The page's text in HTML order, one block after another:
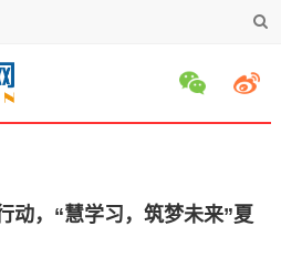
动，“慧学习，筑梦未来”夏